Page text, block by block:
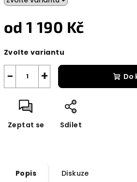
od1 190 Kč
cena:
Zvolte variantu
+
− Do
Zeptat se Sdílet
Popis Diskuze